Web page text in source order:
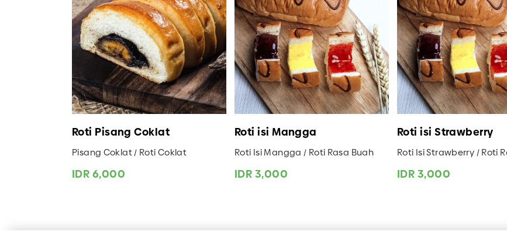
Roti Pisang Coklat
Pisang Coklat / Roti Coklat
IDR 6,000
Roti isi Mangga
Roti Isi Mangga / Roti Rasa Buah
IDR 3,000
Roti isi Strawberry
Roti Isi Strawberry / Roti
IDR 3,000